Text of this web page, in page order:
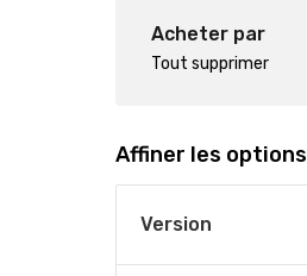
Acheter par
Tout supprimer
Affiner les options
Version